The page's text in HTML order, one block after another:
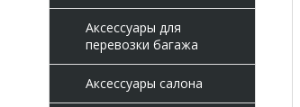
Аксессуары для
перевозки багажа
Аксессуары салона